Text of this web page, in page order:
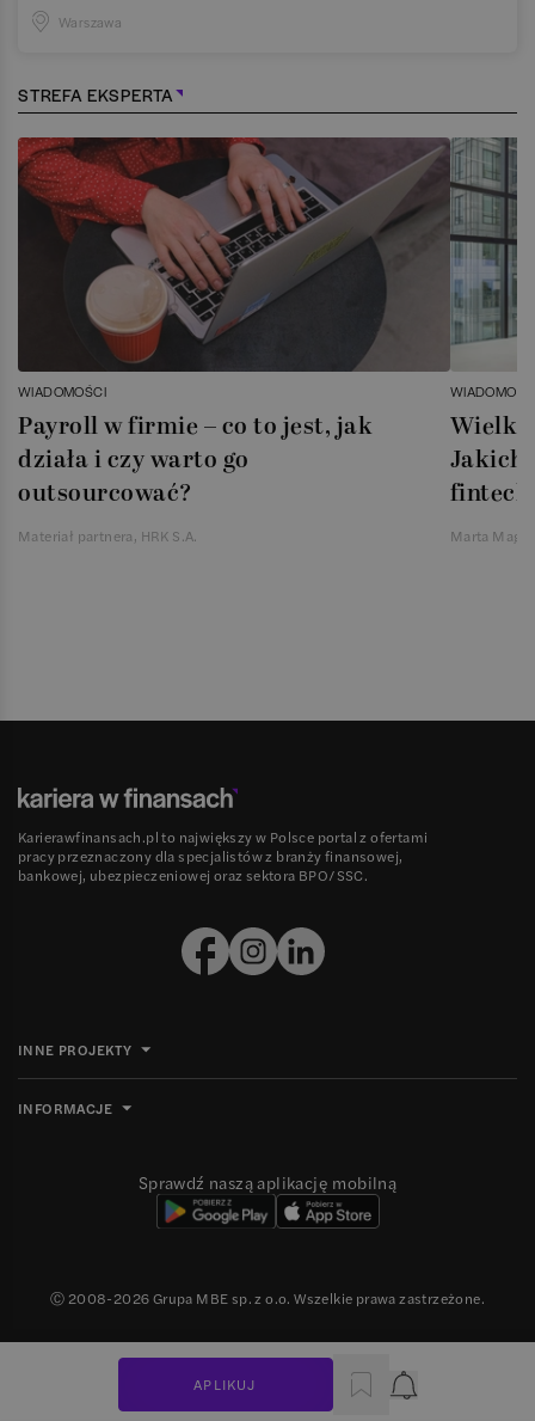
APLIKUJ Powiadomienie
Warszawa
STREFA EKSPERTA
WIADOMOŚCI
Payroll w firmie – co to jest, jak
działa i czy warto go
outsourcować?
Materiał partnera, HRK S.A.
Jakich
Marta
Karierawfinansach.pl to największy w Polsce portal z ofertami
pracy przeznaczony dla specjalistów z branży finansowej,
bankowej, ubezpieczeniowej oraz sektora BPO/SSC.
INNE PROJEKTY
INFORMACJE
Sprawdź naszą aplikację mobilną
Ⓒ 2008-2026Grupa MBE sp. z o.o. Wszelkie prawa zastrzeżone.